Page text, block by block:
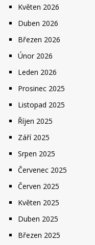
Květen 2026
Duben 2026
Březen 2026
Únor 2026
Leden 2026
Prosinec 2025
Listopad 2025
Říjen 2025
Září 2025
Srpen 2025
Červenec 2025
Červen 2025
Květen 2025
Duben 2025
Březen 2025